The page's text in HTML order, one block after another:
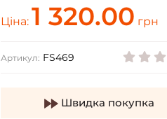
Ціна: 1 320.00 грн
Артикул: FS469
Швидка покупка